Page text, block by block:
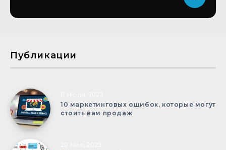
Публикации
10 маркетинговых ошибок, которые могут
стоить вам продаж